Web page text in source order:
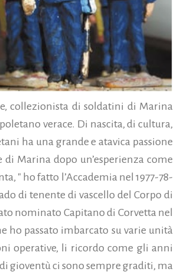
colle­zionista di soldatini di Marina
verace. Di nascita, di cultura,
ha una grande e atavica passione
Marina dopo un’esperienza come
" ho fatto l’Accademia nel 1977-78­
di tenente di vascello del Corpo di
nominato Capi­tano di Corvetta nel
ho passato imbarcato su varie unità
operative, li ricordo come gli anni
gioventù ci sono sempre graditi, ma